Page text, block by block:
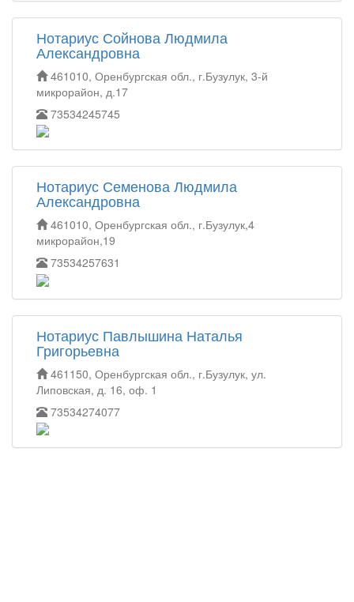
Нотариус Сойнова Людмила
Александровна
461010, Оренбургская обл., г.Бузулук, 3-й
микрорайон, д.17
73534245745
Нотариус Семенова Людмила
Александровна
461010, Оренбургская обл., г.Бузулук,4
микрорайон,19
73534257631
Нотариус Павлышина Наталья
Григорьевна
461150, Оренбургская обл., г.Бузулук, ул.
Липовская, д. 16, оф. 1
73534274077